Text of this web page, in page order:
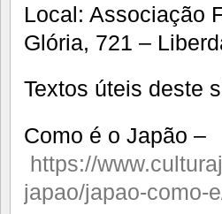
Local: Associação
Glória, 721 –
Textos úteis deste
Como é o Japão –
https://
japao/japao-como-